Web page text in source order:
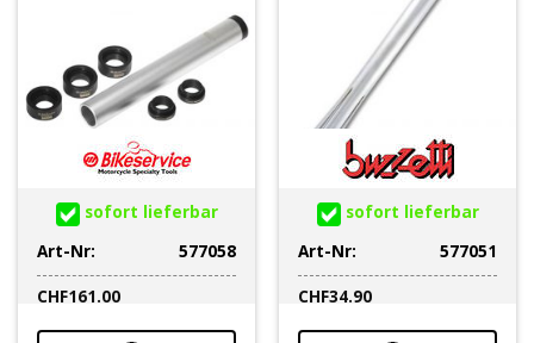
sofort lieferbar
Art-Nr:
577058
CHF161.00
sofort lieferbar
Art-Nr:
577051
CHF34.90